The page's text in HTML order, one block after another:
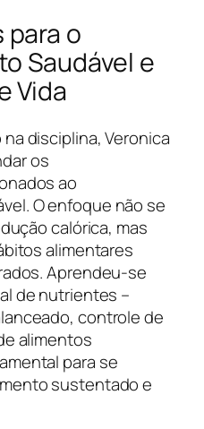
o
Saudável e
Vida
disciplina, Veronica
os
ao
O enfoque não se
calórica, mas
alimentares
Aprendeu-se
de nutrientes –
controle de
alimentos
para se
sustentado e